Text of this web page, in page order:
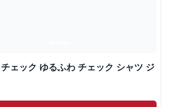
ェック ゆるふわ チェック シャツ ジ